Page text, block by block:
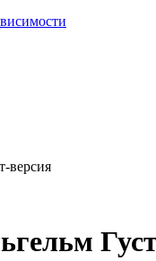
версия